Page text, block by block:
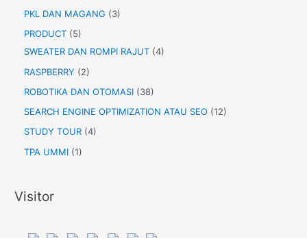
PKL DAN MAGANG (3)
PRODUCT(5)
SWEATER DAN ROMPI RAJUT(4)
RASPBERRY (2)
ROBOTIKA DAN OTOMASI(38)
SEARCH ENGINE OPTIMIZATION ATAU SEO (12)
STUDY TOUR(4)
TPA UMMI(1)
Visitor